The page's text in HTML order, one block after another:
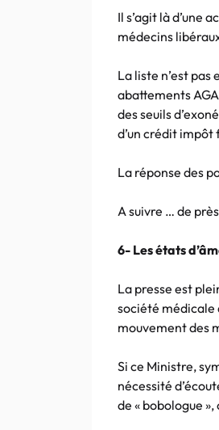
Il s’agit là d’une
médecins
La liste n’est
abattements
des seuils
d’un crédit
La réponse des
A suivre … de
6- Les états
La presse est
société médicale
mouvement des
Si ce Ministre,
nécessité
de « bobologue